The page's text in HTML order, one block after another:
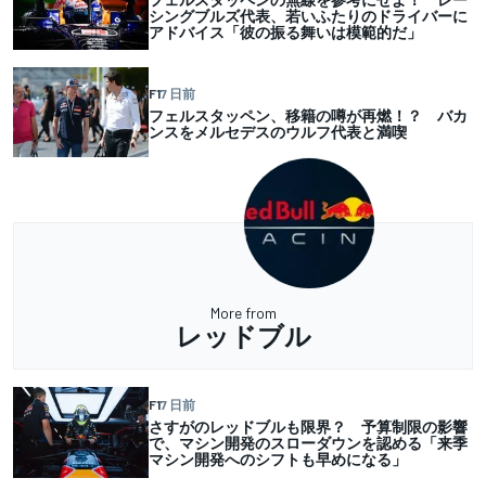
シングブルズ代表、若いふたりのドライバーに
アドバイス「彼の振る舞いは模範的だ」
F17 日前
フェルスタッペン、移籍の噂が再燃！？ バカ
ンスをメルセデスのウルフ代表と満喫
More from
レッドブル
F17 日前
さすがのレッドブルも限界？ 予算制限の影響
で、マシン開発のスローダウンを認める「来季
マシン開発へのシフトも早めになる」